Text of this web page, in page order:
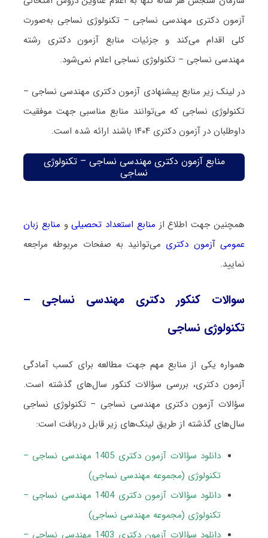
آزمون دکتری مهندسی نساجی – تکنولوژی نساجی به‌صورت
کلی اقدام می‌کند و جزئیات منابع آزمون دکتری رشته
مهندسی نساجی – تکنولوژی نساجی اعلام نمی‌شود.
در لینک زیر منابع پیشنهادی آزمون دکتری مهندسی نساجی –
تکنولوژی نساجی که می‌توانند منابع مناسبی جهت موفقیت
داوطلبان در آزمون دکتری ۱۴۰۴ باشند ارائه شده است.
منابع آزمون دکتری مهندسی نساجی – تکنولوژی
نساجی
همچنین جهت اطلاع از منابع استعداد تحصیلیو منابع زبان
عمومی آزمون دکتری می‌توانید به صفحات مربوطه مراجعه
نمایید.
سوالات کنکور دکتری مهندسی نساجی –
تکنولوژی نساجی
همواره یکی از منابع مهم جهت مطالعه برای کسب آمادگی
آزمون دکتری، بررسی سؤالات کنکور سال‌های گذشته است.
سؤالات آزمون دکتری مهندسی نساجی – تکنولوژی نساجی
سال‌های گذشته از طریق لینک‌های زیر قابل دریافت است:
دانلود سؤالات آزمون دکتری 1405 مهندسی نساجی –
تکنولوژی (مجموعه مهندسی نساجی)
دانلود سؤالات آزمون دکتری 1404 مهندسی نساجی –
تکنولوژی (مجموعه مهندسی نساجی)
دانلود سؤالات آزمون دکتری 1403 مهندسی نساجی –